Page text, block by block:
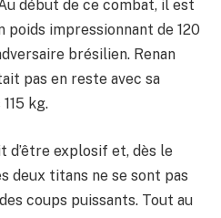
début de ce combat, il est
poids impressionnant de 120
brésilien. Renan
pas en reste avec sa
kg.
explosif et, dès le
deux titans ne se sont pas
coups puissants. Tout au